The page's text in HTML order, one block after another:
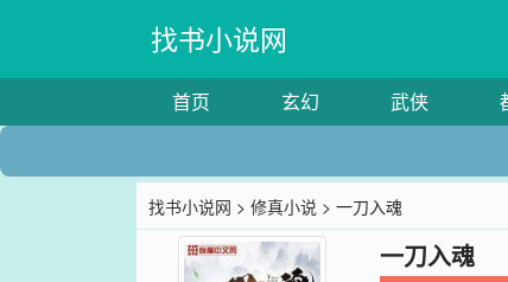
找书小说网
首页 玄幻 武侠
找书小说网 >修真小说 > 一刀入魂
一刀入魂